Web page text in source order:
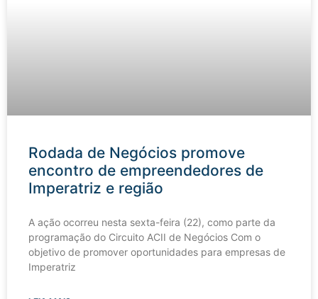
Rodada de Negócios promove
encontro de empreendedores de
Imperatriz e região
A ação ocorreu nesta sexta-feira (22), como parte da
programação do Circuito ACII de Negócios Com o
objetivo de promover oportunidades para empresas de
Imperatriz